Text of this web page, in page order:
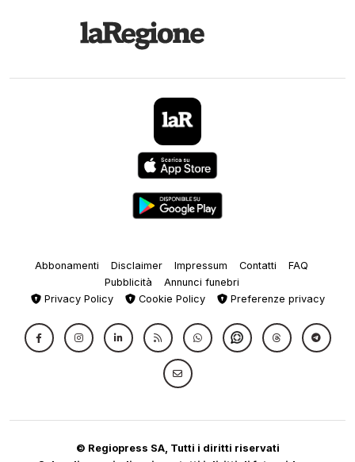
Abbonamenti Disclaimer Impressum Contatti
FAQ
Pubblicità
Annunci funebri
Privacy Policy
Cookie Policy Preferenze privacy
© Regiopress SA, Tutti i diritti riservati